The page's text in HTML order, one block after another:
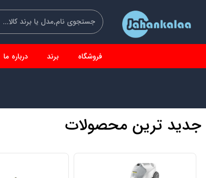
فروشگاه برند درباره ما
جدید ترین محصولات